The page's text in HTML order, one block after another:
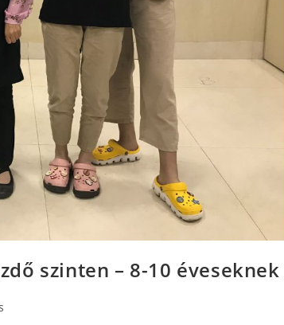
szinten – 8-10 éveseknek